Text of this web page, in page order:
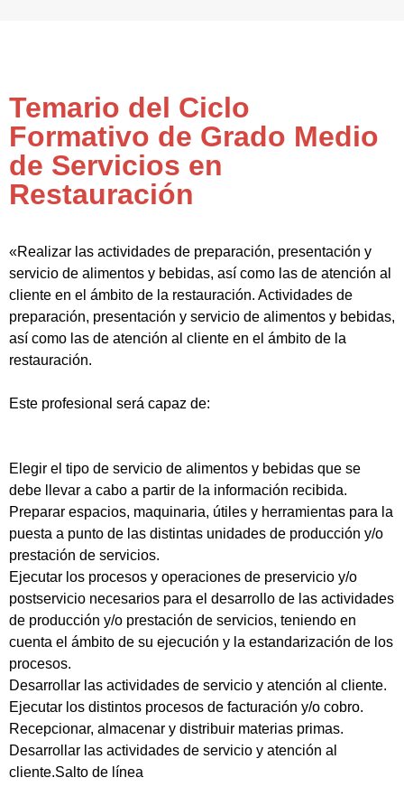
Temario del Ciclo
Formativo de Grado Medio
de Servicios en
Restauración
«Realizar las actividades de preparación, presentación y
servicio de alimentos y bebidas, así como las de atención al
cliente en el ámbito de la restauración. Actividades de
preparación, presentación y servicio de alimentos y bebidas,
así como las de atención al cliente en el ámbito de la
restauración.
Este profesional será capaz de:
Elegir el tipo de servicio de alimentos y bebidas que se
debe llevar a cabo a partir de la información recibida.
Preparar espacios, maquinaria, útiles y herramientas para la
puesta a punto de las distintas unidades de producción y/o
prestación de servicios.
Ejecutar los procesos y operaciones de preservicio y/o
postservicio necesarios para el desarrollo de las actividades
de producción y/o prestación de servicios, teniendo en
cuenta el ámbito de su ejecución y la estandarización de los
procesos.
Desarrollar las actividades de servicio y atención al cliente.
Ejecutar los distintos procesos de facturación y/o cobro.
Recepcionar, almacenar y distribuir materias primas.
Desarrollar las actividades de servicio y atención al
cliente.Salto de línea